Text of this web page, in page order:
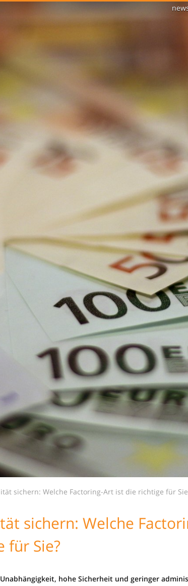
sichern: Welche Factoring-Art ist die richtige für
sichern: Welche
für Sie?
hohe Sicherheit und geringer